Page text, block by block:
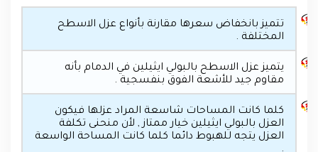
تتميز بانخفاض سعرها مقارنة بأنواع عزل الاسطح
المختلفة .
يتميز عزل الاسطح بالبولي ايثيلين في الدمام بأنه
مقاوم جيد للأشعة الفوق بنفسجية .
كلما كانت المساحات شاسعة المراد عزلها فيكون
العزل بالبولي ايثيلين خيار ممتاز , لأن منحنى تكلفة
العزل يتجه للهبوط دائما كلما كانت المساحة الواسعة
.